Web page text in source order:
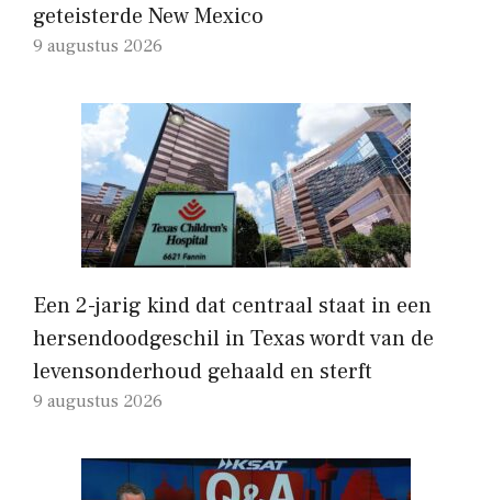
geteisterde New Mexico
9 augustus 2026
Een 2-jarig kind dat centraal staat in een
hersendoodgeschil in Texas wordt van de
levensonderhoud gehaald en sterft
9 augustus 2026